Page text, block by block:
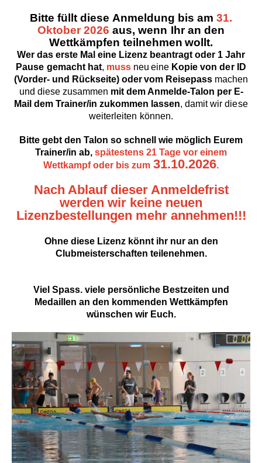
Bitte füllt diese Anmeldung bis am31.
Oktober 2026 aus, wenn Ihr an den
Wettkämpfen teilnehmen wollt.
Wer das erste Mal eine Lizenz beantragt oder 1 Jahr
Pause gemacht hat, muss neu eine Kopie von der
ID
(Vorder- und Rückseite) oder vom Reisepass machen
und diese zusammen mit dem Anmelde-Talon per E-
Mail dem Trainer/in zukommen lassen, damit wirdiese
weiterleiten können.
Bitte gebt den Talon so schnell wie möglich Eurem
Trainer/in ab, spätestens 21 Tage vor einem
Wettkampf oder bis zum 31.10.2026.
Nach Ablauf dieser Anmeldefrist
werden wir keine neuen
Lizenzbestellungen mehr annehmen!!!
Ohne diese Lizenz könnt ihr nur an den
Clubmeisterschaften teilenehmen.
Viel Spass. viele persönliche Bestzeiten und
Medaillen an den kommenden Wettkämpfen
wünschen wir Euch.